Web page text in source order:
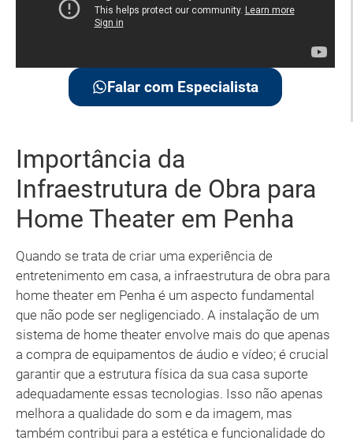
Falar com Especialista
Importância da
Infraestrutura de Obra para
Home Theater em Penha
Quando se trata de criar uma experiência de
entretenimento em casa, a infraestrutura de obra para
home theater em Penha é um aspecto fundamental
que não pode ser negligenciado. A instalação de um
sistema de home theater envolve mais do que apenas
a compra de equipamentos de áudio e vídeo; é crucial
garantir que a estrutura física da sua casa suporte
adequadamente essas tecnologias. Isso não apenas
melhora a qualidade do som e da imagem, mas
também contribui para a estética e funcionalidade do